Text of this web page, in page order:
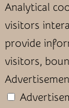
Analytical
visitors
provide
visitors,